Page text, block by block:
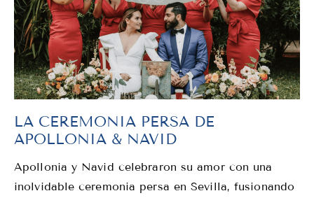
LA CEREMONIA PERSA DE
APOLLONIA & NAVID
Apollonia y Navid celebraron su amor con una
inolvidable ceremonia persa en Sevilla, fusionando